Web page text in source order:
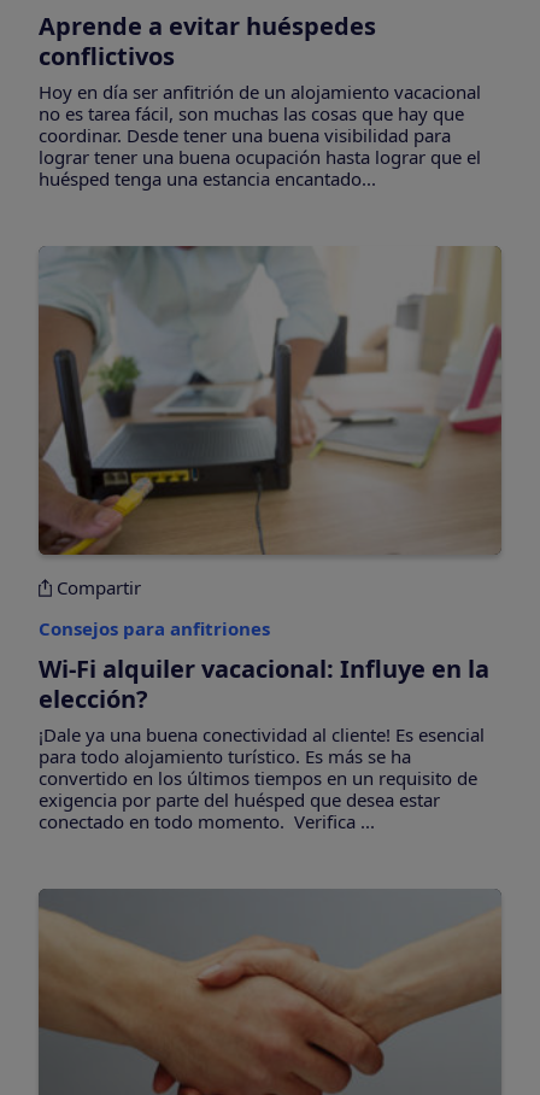
Aprende a evitar huéspedes
conflictivos
Hoy en día ser anfitrión de un alojamiento vacacional
no es tarea fácil, son muchas las cosas que hay que
coordinar. Desde tener una buena visibilidad para
lograr tener una buena ocupación hasta lograr que el
huésped tenga una estancia encantado...
Compartir
Consejos para anfitriones
Wi-Fi alquiler vacacional: Influye en la
elección?
¡Dale ya una buena conectividad al cliente! Es esencial
para todo alojamiento turístico. Es más se ha
convertido en los últimos tiempos en un requisito de
exigencia por parte del huésped que desea estar
conectado en todo momento. Verifica ...